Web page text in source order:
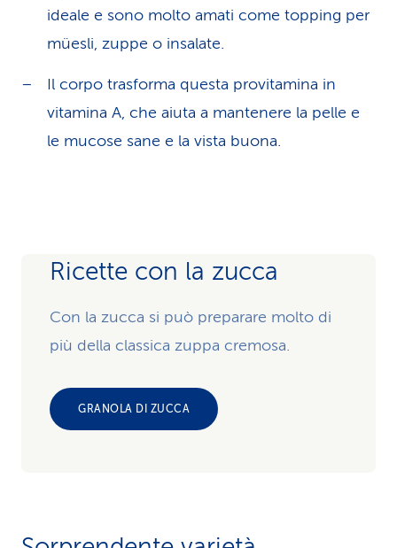
ideale e sono molto amati come topping per
müesli, zuppe o insalate.
Il corpo trasforma questa provitamina in
vitamina A, che aiuta a mantenere la pelle e
le mucose sane e la vista buona.
Ricette con la zucca
Con la zucca si può preparare molto di
più della classica zuppa cremosa.
GRANOLA DI ZUCCA